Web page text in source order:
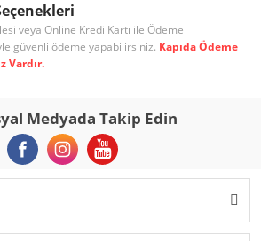
veya Online Kredi Kartı ile Ödeme
güvenli ödeme yapabilirsiniz. Kapıda Ödeme
Vardır.
Medyada Takip Edin